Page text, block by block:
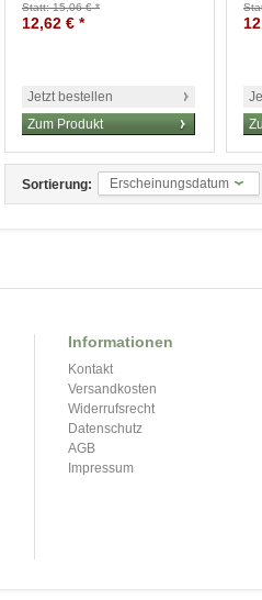
Statt: 15,06 € *
12,62 € *
Jetzt bestellen
Zum Produkt
Sortierung: Erscheinungsdatum
Informationen
Kontakt
Versandkosten
Widerrufsrecht
Datenschutz
AGB
Impressum